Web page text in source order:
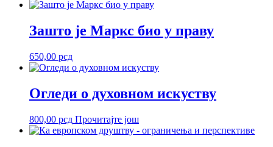
Зашто је Маркс био у праву
650,00 рсд
Огледи о духовном искуству
800,00 рсд Прочитајте још